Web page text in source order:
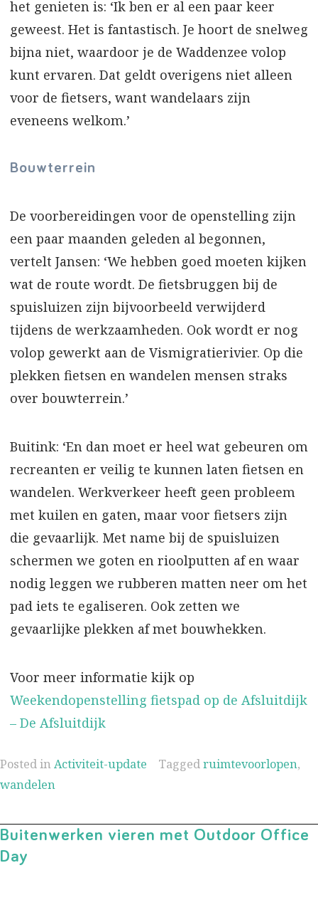
het genieten is: ‘Ik ben er al een paar keer
geweest. Het is fantastisch. Je hoort de snelweg
bijna niet, waardoor je de Waddenzee volop
kunt ervaren. Dat geldt overigens niet alleen
voor de fietsers, want wandelaars zijn
eveneens welkom.’
Bouwterrein
De voorbereidingen voor de openstelling zijn
een paar maanden geleden al begonnen,
vertelt Jansen: ‘We hebben goed moeten kijken
wat de route wordt. De fietsbruggen bij de
spuisluizen zijn bijvoorbeeld verwijderd
tijdens de werkzaamheden. Ook wordt er nog
volop gewerkt aan de Vismigratierivier. Op die
plekken fietsen en wandelen mensen straks
over bouwterrein.’
Buitink: ‘En dan moet er heel wat gebeuren om
recreanten er veilig te kunnen laten fietsen en
wandelen. Werkverkeer heeft geen probleem
met kuilen en gaten, maar voor fietsers zijn
die gevaarlijk. Met name bij de spuisluizen
schermen we goten en rioolputten af en waar
nodig leggen we rubberen matten neer om het
pad iets te egaliseren. Ook zetten we
gevaarlijke plekken af met bouwhekken.
Voor meer informatie kijk op
Weekendopenstelling fietspad op de Afsluitdijk
– De Afsluitdijk
Posted in Activiteit-update Taggedruimtevoorlopen,
wandelen
Buitenwerken vieren met Outdoor Office
Day